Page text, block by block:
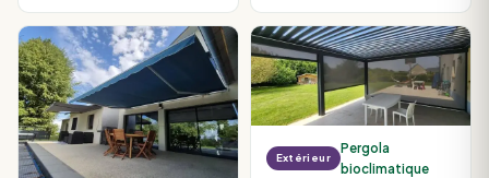
Extérieur
Pergola
bioclimatique